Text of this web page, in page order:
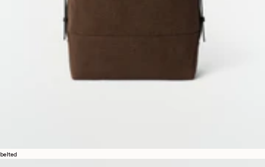
belted